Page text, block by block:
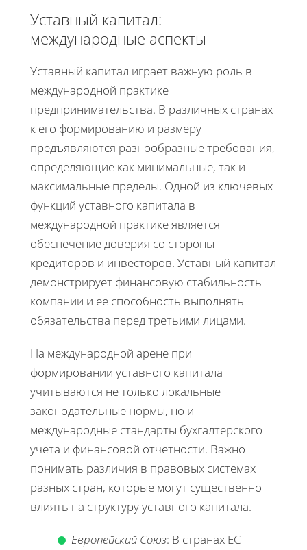
Уставный капитал:
международные аспекты
Уставный капитал играет важную роль в
международной практике
предпринимательства. В различных странах
к его формированию и размеру
предъявляются разнообразные требования,
определяющие как минимальные, так и
максимальные пределы. Одной из ключевых
функций уставного капитала в
международной практике является
обеспечение доверия со стороны
кредиторов и инвесторов. Уставный капитал
демонстрирует финансовую стабильность
компании и ее способность выполнять
обязательства перед третьими лицами.
На международной арене при
формировании уставного капитала
учитываются не только локальные
законодательные нормы, но и
международные стандарты бухгалтерского
учета и финансовой отчетности. Важно
понимать различия в правовых системах
разных стран, которые могут существенно
влиять на структуру уставного капитала.
Европейский Союз: В странах ЕС